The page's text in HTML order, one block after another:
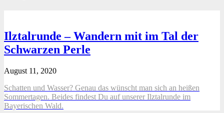
Ilztalrunde – Wandern mit im Tal der
Schwarzen Perle
August 11, 2020
Schatten und Wasser? Genau das wünscht man sich an heißen
Sommertagen. Beides findest Du auf unserer Ilztalrunde im
Bayerischen Wald.